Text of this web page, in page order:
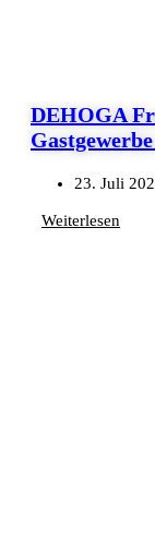
DEHOGA
23. Juli
Weiterlesen